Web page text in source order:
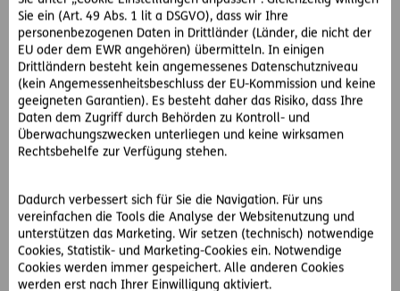
Sie ein (Art. 49 Abs. 1 lit a DSGVO), dass wir Ihre
personenbezogenen Daten in Drittländer (Länder, die nicht der
EU oder dem EWR angehören) übermitteln. In einigen
Drittländern besteht kein angemessenes Datenschutzniveau
(kein Angemessenheitsbeschluss der EU-Kommission und keine
geeigneten Garantien). Es besteht daher das Risiko, dass Ihre
Daten dem Zugriff durch Behörden zu Kontroll- und
Überwachungszwecken unterliegen und keine wirksamen
Rechtsbehelfe zur Verfügung stehen.
Dadurch verbessert sich für Sie die Navigation. Für uns
vereinfachen die Tools die Analyse der Websitenutzung und
unterstützen das Marketing. Wir setzen (technisch) notwendige
Cookies, Statistik- und Marketing-Cookies ein. Notwendige
Cookies werden immer gespeichert. Alle anderen Cookies
werden erst nach Ihrer Einwilligung aktiviert.
Zentren an. Einer der D.A.S. Juristen nimmt sich sofort ihres
Problems an und fordert im Zuge der D.A.S. Direkthilfe®
die Unfallversicherung auf, die vereinbarten Summe zu
bezahlen.
Die Unfallversicherung lenkt ein und überweist den Betrag
an Frau O.
Falls der Gang vor Gericht nötig geworden wäre, hätte sich
Frau O. von einem Anwalt vertreten lassen können. Die
Katastropheneinsatzdeckung schützt freiwillige Helfer
DieKatastropheneinsatzdeckungschützt D.A.S. Kunden bei
der Arbeit als freiwillige Helfer bei inländischen
Katastropheneinsätzen.